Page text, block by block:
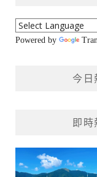
Powered by
今日
即時